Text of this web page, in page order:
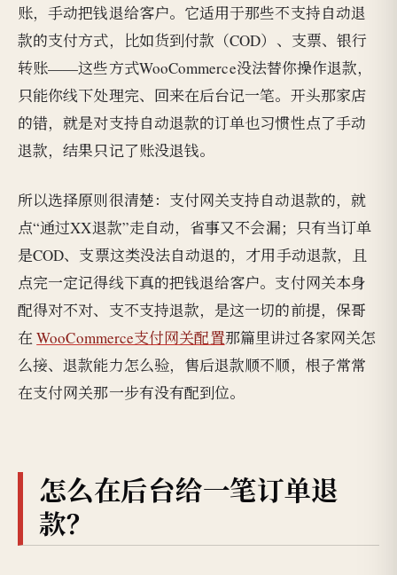
账，手动把钱退给客户。它适用于那些不支持自动退
款的支付方式，比如货到付款（COD）、支票、银行
转账——这些方式WooCommerce没法替你操作退款，
只能你线下处理完、回来在后台记一笔。开头那家店
的错，就是对支持自动退款的订单也习惯性点了手动
退款，结果只记了账没退钱。
所以选择原则很清楚：支付网关支持自动退款的，就
点“通过XX退款”走自动，省事又不会漏；只有当订单
是COD、支票这类没法自动退的，才用手动退款，且
点完一定记得线下真的把钱退给客户。支付网关本身
配得对不对、支不支持退款，是这一切的前提，保哥
在WooCommerce支付网关配置那篇里讲过各家网关怎
么接、退款能力怎么验，售后退款顺不顺，根子常常
在支付网关那一步有没有配到位。
怎么在后台给一笔订单退
款？